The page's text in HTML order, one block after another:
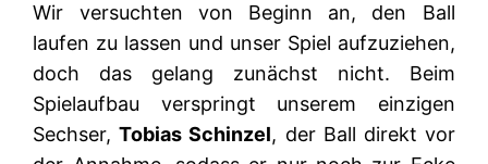
Wir versuchten von Beginn an, den Ball
laufen zu lassen und unser Spiel aufzuziehen,
doch das gelang zunächst nicht. Beim
Spielaufbau verspringt unserem einzigen
Sechser,Tobias Schinzel, der Ball direkt vor